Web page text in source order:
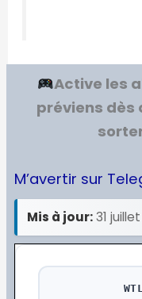
Active les
préviens dès
M’avertir sur
Mis à jour:31